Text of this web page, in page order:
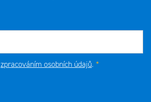
zpracováním osobních údajů.